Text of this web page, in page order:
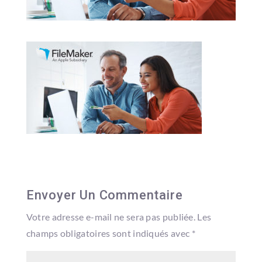
Envoyer Un Commentaire
Votre adresse e-mail ne sera pas publiée. Les
champs obligatoires sont indiqués avec *